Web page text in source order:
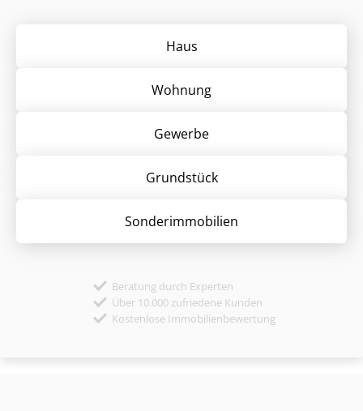
Haus
Wohnung
Gewerbe
Grund­stück
Sonder­immobilien
Beratung durch Experten
Über 10.000 zufriedene Kunden
Kostenlose Immobilienbewertung